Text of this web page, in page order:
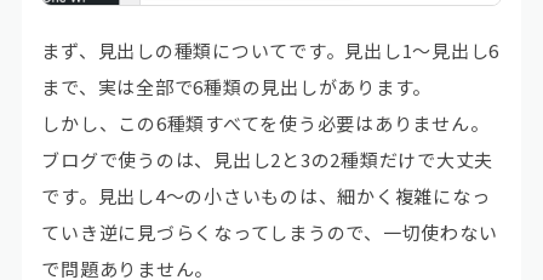
まず、見出しの種類についてです。見出し1～見出し6
まで、実は全部で6種類の見出しがあります。
しかし、この6種類すべてを使う必要はありません。
ブログで使うのは、
見出し2と3の2種類だけで大丈夫
です。見出し4～の小さいものは、細かく複雑になっ
ていき逆に見づらくなってしまうので、一切使わない
で問題ありません。